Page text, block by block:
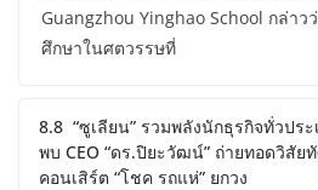
Guangzhou Yinghao School กล่าว
ศึกษาในศตวรรษที่
8.8 “ซูเลียน” รวมพลังนักธุรกิจทั่วปร
พบ CEO “ดร.ปิยะวัฒน์” ถ่ายทอดวิสัย
คอนเสิร์ต “โชค รถแห่” ยกวง